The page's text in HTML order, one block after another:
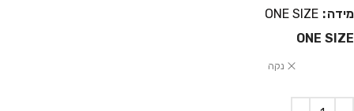
מידה
ONE SIZE
ONE SIZE
נקה